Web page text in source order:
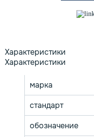
Характеристики
Характеристики
марка
стандарт
обозначение